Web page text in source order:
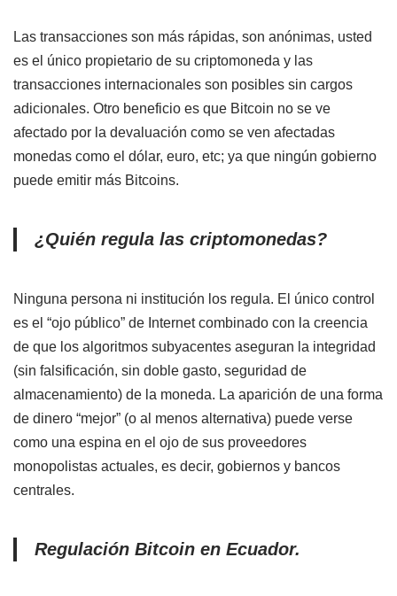
Las transacciones son más rápidas, son anónimas, usted
es el único propietario de su criptomoneda y las
transacciones internacionales son posibles sin cargos
adicionales. Otro beneficio es que Bitcoin no se ve
afectado por la devaluación como se ven afectadas
monedas como el dólar, euro, etc; ya que ningún gobierno
puede emitir más Bitcoins.
¿Quién regula las criptomonedas?
Ninguna persona ni institución los regula. El único control
es el “ojo público” de Internet combinado con la creencia
de que los algoritmos subyacentes aseguran la integridad
(sin falsificación, sin doble gasto, seguridad de
almacenamiento) de la moneda. La aparición de una forma
de dinero “mejor” (o al menos alternativa) puede verse
como una espina en el ojo de sus proveedores
monopolistas actuales, es decir, gobiernos y bancos
centrales.
Regulación Bitcoin en Ecuador.